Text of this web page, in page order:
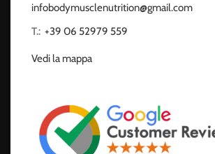
infobodymusclenutrition@gmail.com
T.: +39 06 52979 559
Vedi la mappa